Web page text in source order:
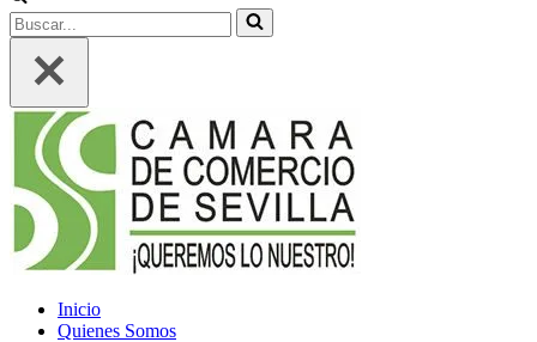
Buscar...
Inicio
Quienes Somos